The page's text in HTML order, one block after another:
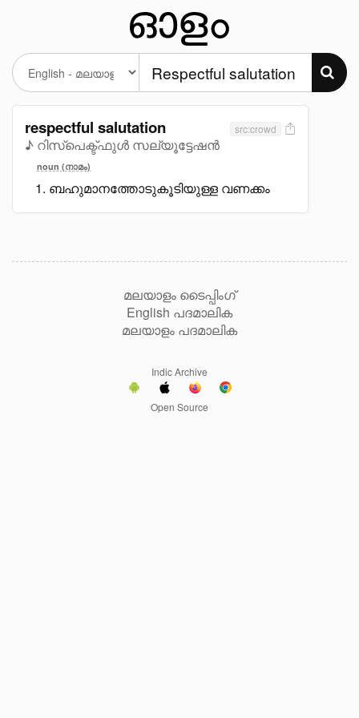
respectful salutation
♪ റിസ്പെക്ട്ഫുൾ സല്യൂട്ടേഷൻ
src:crowd
noun (നാമം)
ബഹുമാനത്തോടുകൂടിയുള്ള വണക്കം
മലയാളം ടൈപ്പിംഗ്
English പദമാലിക
മലയാളം പദമാലിക
Indic Archive
Open Source